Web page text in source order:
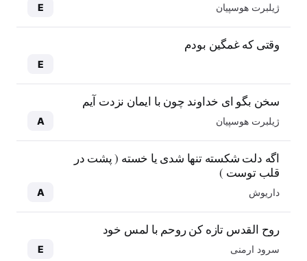
ژیلبرت هوسپیان E
وقتی که غمگین بودم
E
سخن بگو ای خداوند چون با ایمان نزدت آیم
ژیلبرت هوسپیان A
اگه دلت شکسته تنها شدی یا خسته ( پشت در
قلب توست )
داریوش A
روح القدس تازه کن روحم با لمس خود
سرود ارمنی E